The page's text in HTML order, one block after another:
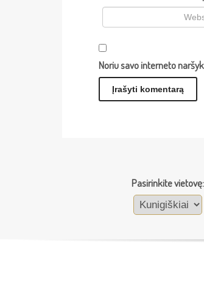
Noriu savo interneto
Pasirinkite vietovę: